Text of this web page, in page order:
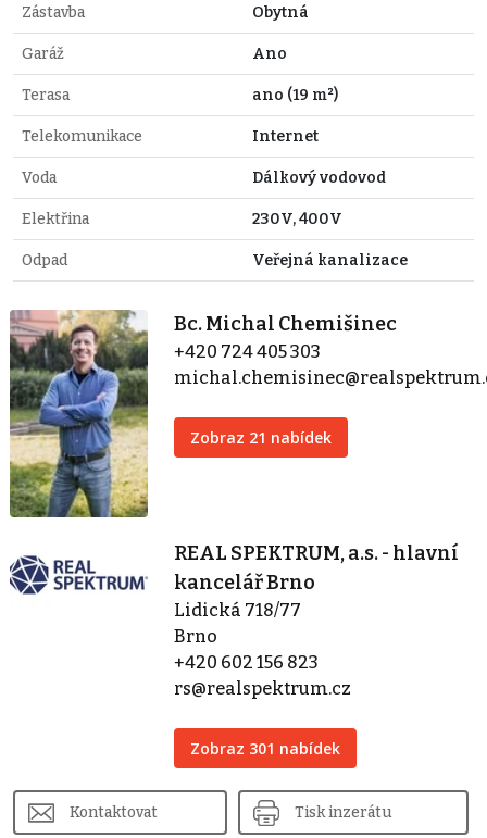
Zástavba Obytná
Garáž Ano
Terasa ano (19 m²)
Telekomunikace Internet
Voda Dálkový vodovod
Elektřina 230V, 400V
Odpad Veřejná kanalizace
Bc. Michal Chemišinec
+420 724 405 303
Zobraz 21 nabídek
REAL SPEKTRUM, a.s. - hlavní
kancelář Brno
Lidická 718/77
Brno
+420 602 156 823
rs@realspektrum.cz
Zobraz 301 nabídek
Kontaktovat Tisk inzerátu